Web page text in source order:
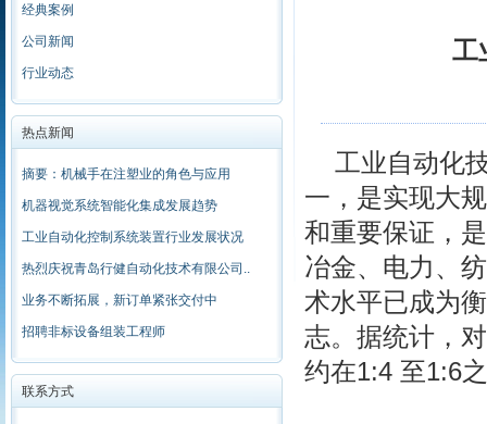
经典案例
公司新闻
行业动态
热点新闻
摘要：机械手在注塑业的角色与应用
机器视觉系统智能化集成发展趋势
工业自动化控制系统装置行业发展状况
热烈庆祝青岛行健自动化技术有限公司..
业务不断拓展，新订单紧张交付中
招聘非标设备组装工程师
联系方式
工
工业自动化
一，是实现大
和重要保证，
冶金、电力、
术水平已成为
志。据统计，
约在1:4 至1:6